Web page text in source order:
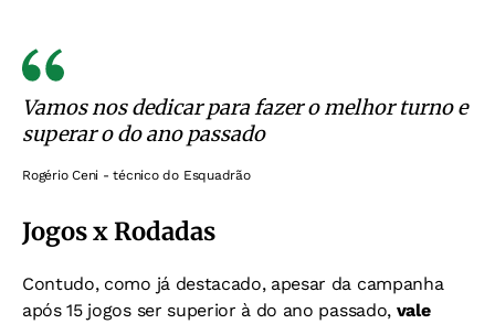
Vamos nos dedicar para fazer o melhor turno e
superar o do ano passado
Rogério Ceni - técnico do Esquadrão
Jogos x Rodadas
Contudo, como já destacado, apesar da campanha
após 15 jogos ser superior à do ano passado, vale